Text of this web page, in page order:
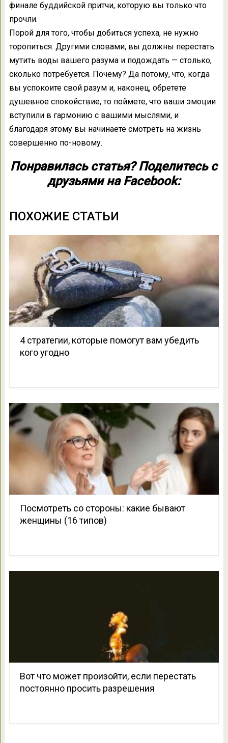
финале буддийской притчи, которую вы только что
прочли.
Порой для того, чтобы добиться успеха, не нужно
торопиться. Другими словами, вы должны перестать
мутить воды вашего разума и подождать — столько,
сколько потребуется. Почему? Да потому, что, когда
вы успокоите свой разум и, наконец, обретете
душевное спокойствие, то поймете, что ваши эмоции
вступили в гармонию с вашими мыслями, и
благодаря этому вы начинаете смотреть на жизнь
совершенно по-новому.
Понравилась статья? Поделитесь с
друзьями на Facebook:
ПОХОЖИЕ СТАТЬИ
4 стратегии, которые помогут вам убедить
кого угодно
Посмотреть со стороны: какие бывают
женщины (16 типов)
Вот что может произойти, если перестать
постоянно просить разрешения